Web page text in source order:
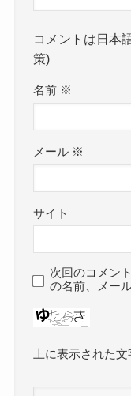
コメントは日本
策)
名前 ※
メール ※
サイト
次回のコメン
の名前、メー
上に表示された文